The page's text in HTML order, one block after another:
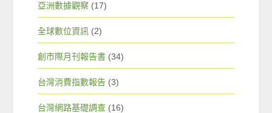
亞洲數據觀察 (17)
全球數位資訊 (2)
創市際月刊報告書 (34)
台灣消費指數報告 (3)
台灣網路基礎調查 (16)